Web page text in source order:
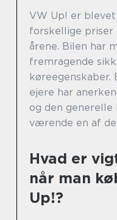
VW Up! er
forskellige
årene. Bilen har
fremragende
køreegenskaber.
ejere har
og den
værende en af
Hvad er
når man
Up!?